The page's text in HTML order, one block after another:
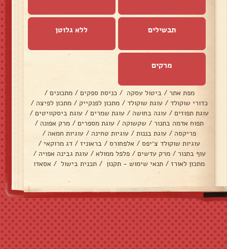
תבשילים ללא גלוטן
מרקים
מפת אתר / ביטול עסקה / כניסת ספקים / מתכונים /
כדורי שוקולד / עוגת שוקולד / מתכון לפנקייק / מתכון לפיצה /
עוגת תפוזים / עוגה בחושה / עוגת שמרים / עוגת ביסקוויטים /
תפוח אדמה בתנור / שקשוקה / עוגת מספרים / מרק אפונה /
פריקסה / עוגת בננות / עוגיות טחינה / עוגיות חמאה /
עוגיות שוקולד צ׳יפס / אלפחורס / בראוניז / דג מרוקאי /
עוף בתנור / מרק עדשים / פלפל ממולא / עוגת גבינה אפויה /
מתכון לאורז / תנאי שימוש - תקנון / תכנית בישול / אסאדו